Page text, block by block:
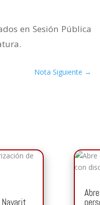
en Sesión Pública
Nota Siguiente →